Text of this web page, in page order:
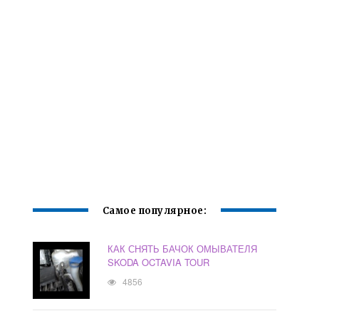
Самое популярное:
КАК СНЯТЬ БАЧОК ОМЫВАТЕЛЯ
SKODA OCTAVIA TOUR
4856